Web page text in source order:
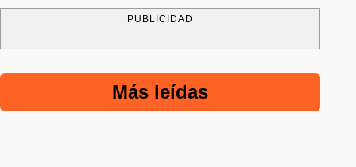
PUBLICIDAD
Más leídas